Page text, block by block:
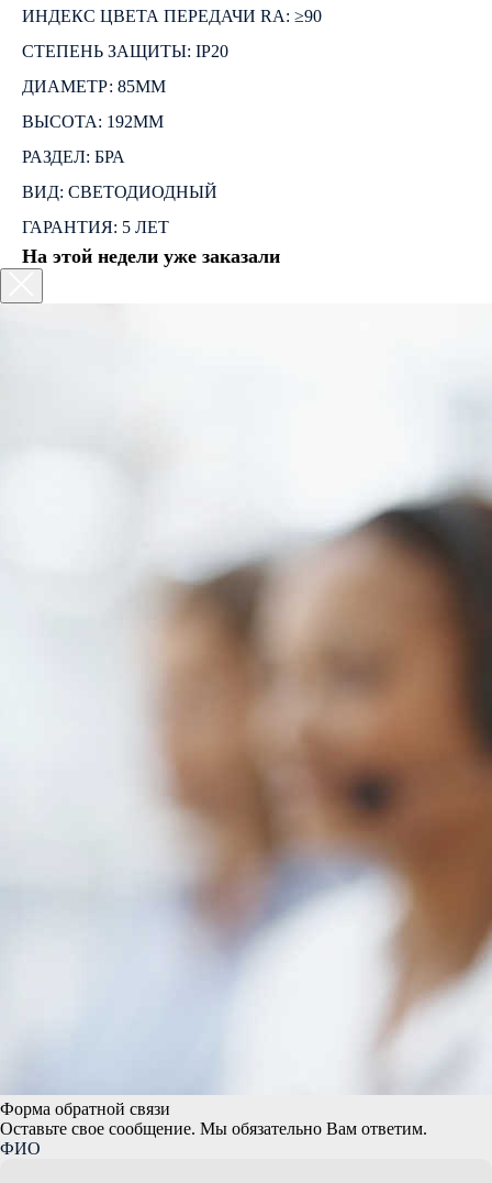
ИНДЕКС ЦВЕТА ПЕРЕДАЧИ RA: ≥90
СТЕПЕНЬ ЗАЩИТЫ: IP20
ДИАМЕТР: 85ММ
ВЫСОТА: 192ММ
РАЗДЕЛ: БРА
ВИД: СВЕТОДИОДНЫЙ
ГАРАНТИЯ: 5 ЛЕТ
На этой недели уже заказали
Форма обратной связи
Оставьте свое сообщение. Мы обязательно Вам ответим.
ФИО